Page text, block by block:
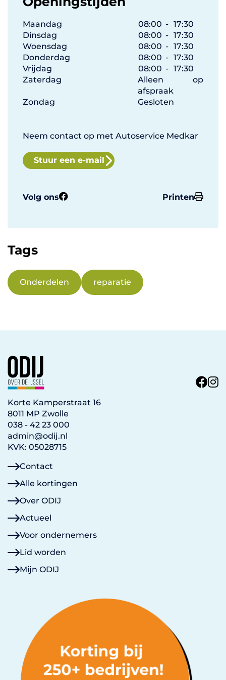
Maandag 08:00 - 17:30
Dinsdag
08:00 - 17:30
Woensdag
08:00 - 17:30
Donderdag
08:00 - 17:30
Vrijdag
08:00 - 17:30
Zaterdag
Alleen op
afspraak
Zondag
Gesloten
Neem contact op met Autoservice Medkar
Stuur een e-mail
Volg ons Printen
Tags
Onderdelen reparatie
Korte Kamperstraat 16
8011 MP Zwolle
038 - 42 23 000
admin@odij.nl
KVK: 05028715
Contact
Alle kortingen
Over ODIJ
Actueel
Voor ondernemers
Lid worden
Mijn ODIJ